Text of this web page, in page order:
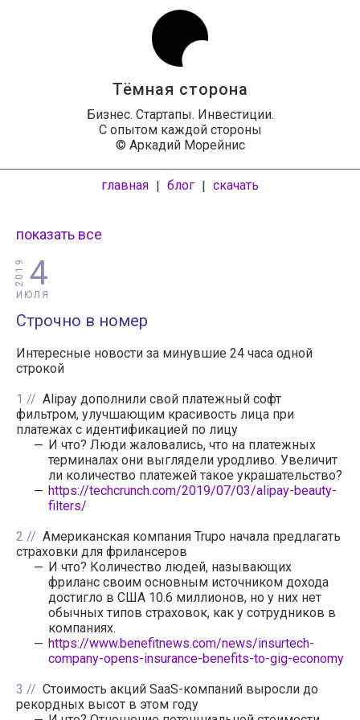
Тёмная сторона
Бизнес. Стартапы. Инвестиции.
С опытом каждой стороны
© Аркадий Морейнис
главная | блог | скачать
показать все
4
ИЮЛЯ
2019
Строчно в номер
Интересные новости за минувшие 24 часа одной
строкой
1
Alipay дополнили свой платежный софт
фильтром, улучшающим красивость лица при
платежах с идентификацией по лицу
И что? Люди жаловались, что на платежных
терминалах они выглядели уродливо. Увеличит
ли количество платежей такое украшательство?
https://techcrunch.com/2019/07/03/alipay-beauty-
filters/
2
Американская компания Trupo начала предлагать
страховки для фрилансеров
И что? Количество людей, называющих
фриланс своим основным источником дохода
достигло в США 10.6 миллионов, но у них нет
обычных типов страховок, как у сотрудников в
компаниях.
https://www.benefitnews.com/news/insurtech-
company-opens-insurance-benefits-to-gig-economy
3
Стоимость акций SaaS-компаний выросли до
рекордных высот в этом году